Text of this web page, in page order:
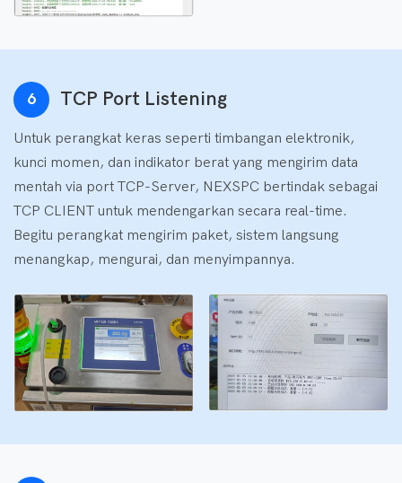
6 TCP Port Listening
Untuk perangkat keras seperti timbangan elektronik,
kunci momen, dan indikator berat yang mengirim data
mentah via port TCP-Server, NEXSPC bertindak sebagai
TCP CLIENT untuk mendengarkan secara real-time.
Begitu perangkat mengirim paket, sistem langsung
menangkap, mengurai, dan menyimpannya.